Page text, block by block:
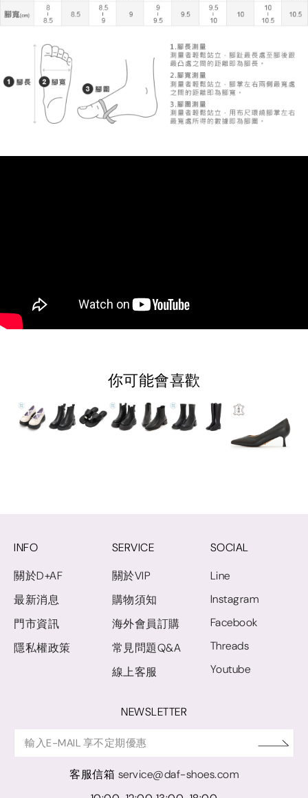
你可能會喜歡
INFO
關於D+AF
最新消息
門市資訊
隱私權政策
SERVICE
關於VIP
購物須知
海外會員訂購
常見問題Q&A
線上客服
SOCIAL
Line
Instagram
Facebook
Threads
Youtube
NEWSLETTER
客服信箱 service@daf-shoes.com